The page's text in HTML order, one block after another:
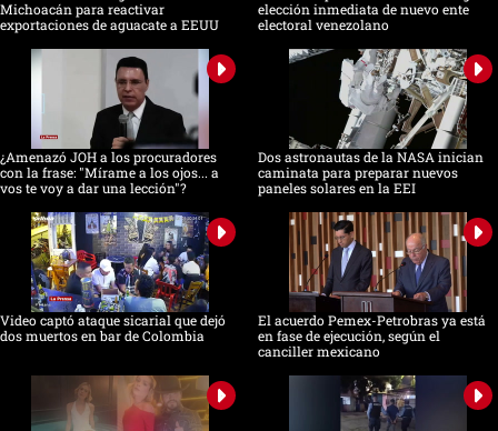
Michoacán para reactivar
exportaciones de aguacate a EEUU
elección inmediata de nuevo ente
electoral venezolano
¿Amenazó JOH a los procuradores
con la frase: "Mírame a los ojos... a
vos te voy a dar una lección"?
Dos astronautas de la NASA inician
caminata para preparar nuevos
paneles solares en la EEI
Video captó ataque sicarial que dejó
dos muertos en bar de Colombia
El acuerdo Pemex-Petrobras ya está
en fase de ejecución, según el
canciller mexicano